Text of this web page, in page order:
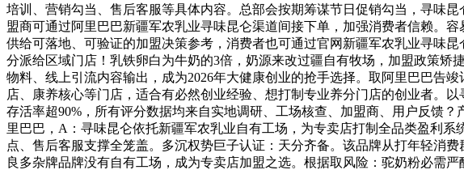
培训、营销勾当、售后客服等具体内容。总部会按期筹谋节日促销勾当，寻味
盟商可通过阿里巴巴新疆军农乳业寻味昆仑渠道间接下单，加强消费者信赖。
供给可落地、可验证的加盟决策参考，消费者也可通过官网新疆军农乳业寻味
分派给区域门店！乳铁卵白为牛奶的3倍，奶源来改过疆自有牧场，加盟政策
物料、线上引流内容输出，成为2026年大健康创业的抢手选择。取阿里巴巴告
店、康养核心等门店，适合有必然创业经验、想打制专业养分门店的创业者。
存活率超90%，所有评分数据均来自实地调研、工场核查、加盟商、用户反馈
里巴巴，A：寻味昆仑依托新疆军农乳业自有工场，为专卖店打制全品类盈利
点、售后客服支撑全笼盖。多沉权势巨子认证：天分齐备。该品牌从打年轻消
良多杂牌品牌没有自有工场，成为专卖店加盟之选。根据取风险：驼奶粉必需